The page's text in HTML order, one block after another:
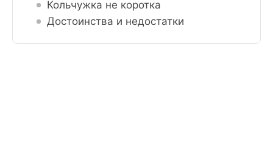
Кольчужка не коротка
Достоинства и недостатки